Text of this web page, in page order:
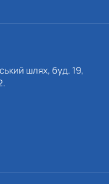
шлях, буд. 19,